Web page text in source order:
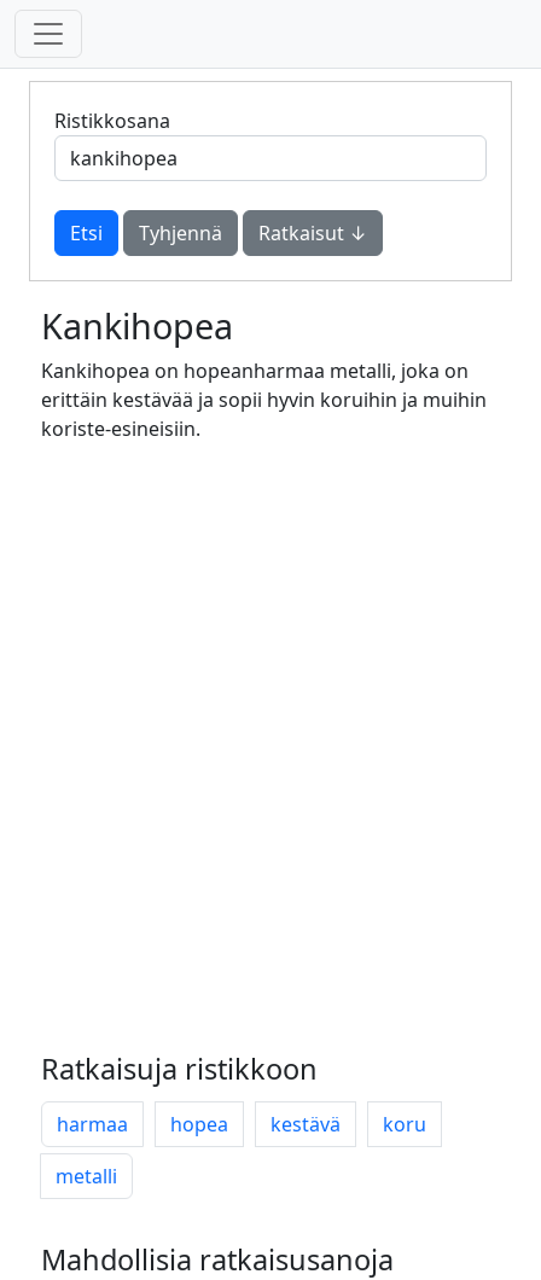
Ristikkosana
Tyhjennä Ratkaisut ↓
Kankihopea
Kankihopea on hopeanharmaa metalli, joka on
erittäin kestävää ja sopii hyvin koruihin ja muihin
koriste-esineisiin.
Ratkaisuja ristikkoon
harmaa hopea kestävä
koru
metalli
Mahdollisia ratkaisusanoja